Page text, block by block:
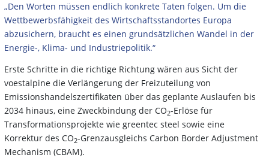
„Den Worten müssen endlich konkrete Taten folgen. Um die
Wettbewerbsfähigkeit des Wirtschaftsstandortes Europa
abzusichern, braucht es einen grundsätzlichen Wandel in der
Energie-, Klima- und Industriepolitik.“
Erste Schritte in die richtige Richtung wären aus Sicht der
voestalpine die Verlängerung der Freizuteilung von
Emissionshandelszertifikaten über das geplante Auslaufen bis
2034 hinaus, eine Zweckbindung der CO2-Erlöse für
Transformationsprojekte wie greentec steel sowie eine
Korrektur des CO2-Grenzausgleichs Carbon Border Adjustment
Mechanism (CBAM).